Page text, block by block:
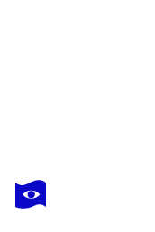
HISATO FUKUMOTO
回帰（二十四）/